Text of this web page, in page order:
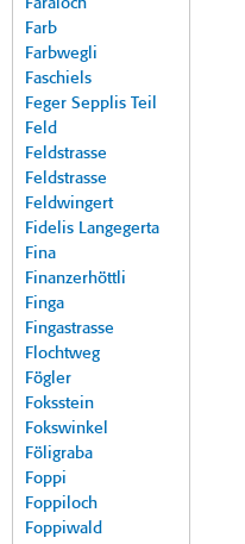
Faraloch
Farb
Farbwegli
Faschiels
Feger Sepplis Teil
Feld
Feldstrasse
Feldstrasse
Feldwingert
Fidelis Langegerta
Fina
Finanzerhöttli
Finga
Fingastrasse
Flochtweg
Fögler
Foksstein
Fokswinkel
Föligraba
Foppi
Foppiloch
Foppiwald